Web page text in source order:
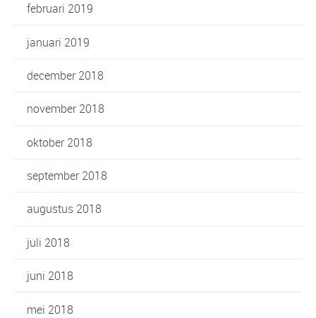
februari 2019
januari 2019
december 2018
november 2018
oktober 2018
september 2018
augustus 2018
juli 2018
juni 2018
mei 2018